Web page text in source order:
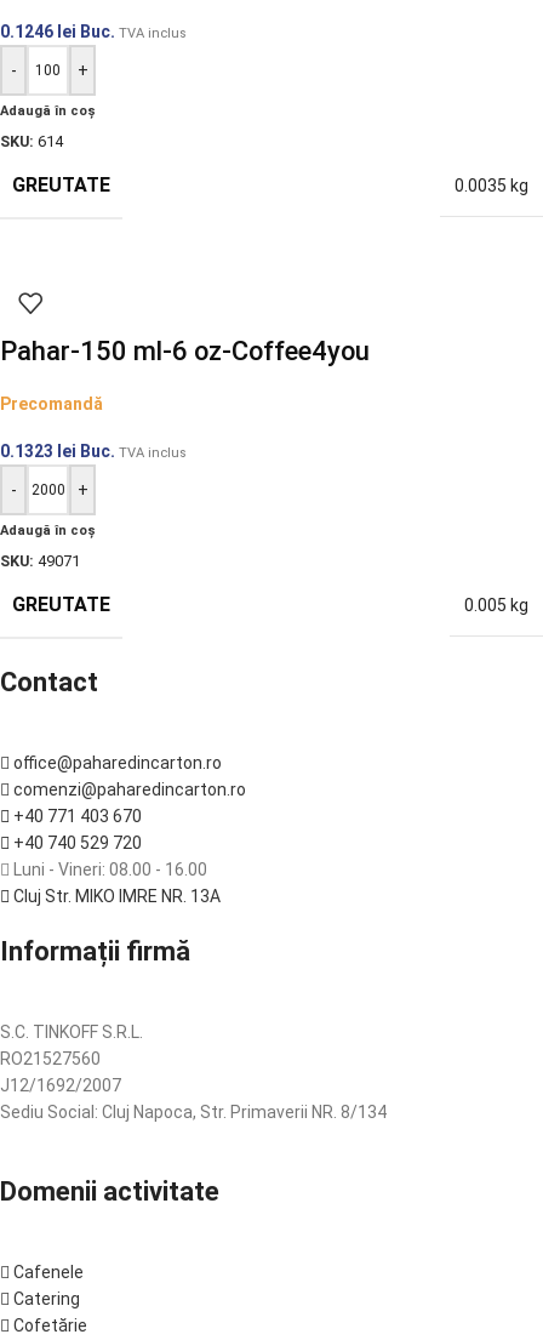
0.1246 lei Buc. TVA inclus
- +
Adaugă în coș
SKU: 614
GREUTATE 0.0035 kg
Pahar-150 ml-6 oz-Coffee4you
Precomandă
0.1323 lei Buc. TVA inclus
- +
Adaugă în coș
SKU: 49071
GREUTATE 0.005 kg
Contact
office@paharedincarton.ro
comenzi@paharedincarton.ro
+40 771 403 670
+40 740 529 720
Luni - Vineri: 08.00 - 16.00
Cluj Str. MIKO IMRE NR. 13A
Informații firmă
S.C. TINKOFF S.R.L.
RO21527560
J12/1692/2007
Sediu Social: Cluj Napoca, Str. Primaverii NR. 8/134
Domenii activitate
Cafenele
Catering
Cofetărie